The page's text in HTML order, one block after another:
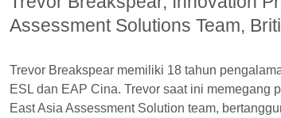
Assessment Solutions Team,
Trevor Breakspear memiliki 18 tahun
ESL dan EAP Cina. Trevor saat ini memegang
East Asia Assessment Solution team,